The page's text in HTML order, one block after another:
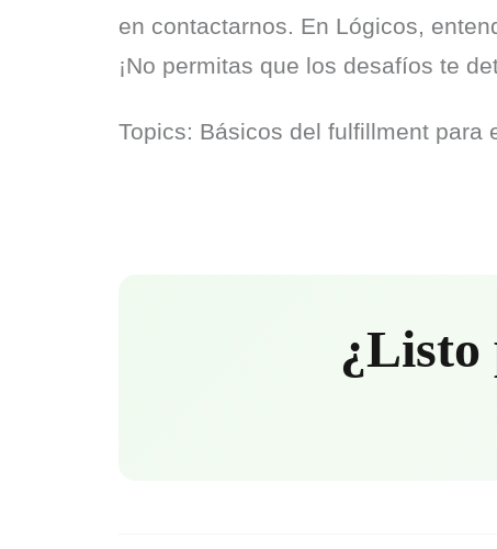
en contactarnos. En Lógicos,
¡No permitas que los desafíos te
Topics: Básicos del fulfillment para
¿Listo